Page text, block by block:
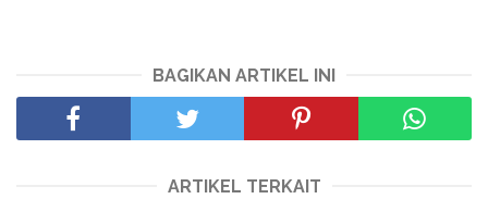
BAGIKAN ARTIKEL INI
ARTIKEL TERKAIT